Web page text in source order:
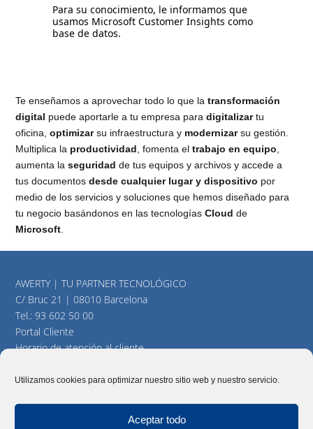
Utilizamos cookies para optimizar nuestro sitio web y nuestro servicio.
Aceptar todo
Para su conocimiento, le informamos que
usamos Microsoft Customer Insights como
base de datos.
Te enseñamos a aprovechar todo lo que latransformación
digital puede aportarle a tu empresa paradigitalizartu
oficina,optimizarsu infraestructura y modernizarsu gestión.
Multiplica la productividad, fomenta eltrabajo en equipo,
aumenta laseguridad de tus equipos y archivos y accede a
tus documentosdesde cualquier lugar y dispositivo por
medio de los servicios y soluciones que hemos diseñado para
tu negocio basándonos en las tecnologíasCloud de
Microsoft.
AWERTY | TU PARTNER TECNOLÓGICO
C/ Bruc 21 | 08010 Barcelona
Tel.:93 602 50 00
Portal Cliente
Horario de atención al cliente